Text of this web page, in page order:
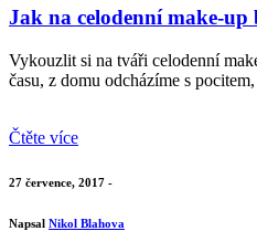
Jak na celodenní make-up
Vykouzlit si na tváři celodenní
času, z domu odcházíme s pocitem,
Čtěte více
27 července, 2017 -
Napsal Nikol Blahova